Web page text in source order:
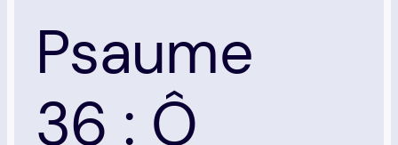
Psaume
36 : Ô